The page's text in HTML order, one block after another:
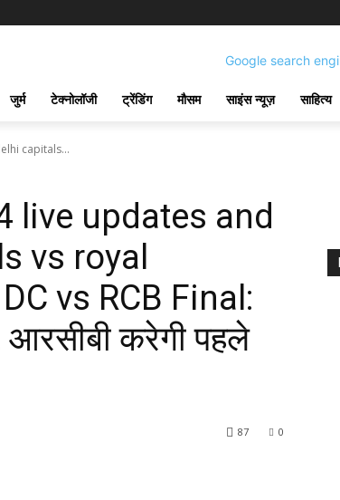
जुर्म टेक्नोलॉजी ट्रेंडिंग मौसम साइंस न्यूज़ साहित्य
capitals...
live updates and
vs royal
vs RCB Final:
आरसीबी करेगी पहले
0
87